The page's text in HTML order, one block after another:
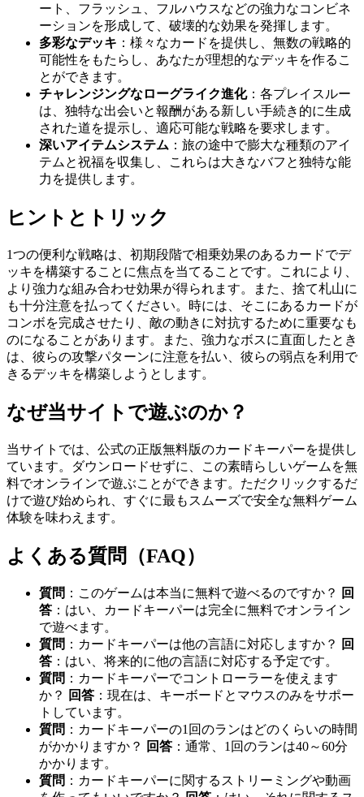
ート、フラッシュ、フルハウスなどの強力なコンビネ
ーションを形成して、破壊的な効果を発揮します。
多彩なデッキ ：様々なカードを提供し、無数の戦略的
可能性をもたらし、あなたが理想的なデッキを作るこ
とができます。
チャレンジングなローグライク進化：各プレイスルー
は、独特な出会いと報酬がある新しい手続き的に生成
された道を提示し、適応可能な戦略を要求します。
深いアイテムシステム ：旅の途中で膨大な種類のアイ
テムと祝福を収集し、これらは大きなバフと独特な能
力を提供します。
ヒントとトリック
1つの便利な戦略は、初期段階で相乗効果のあるカードでデ
ッキを構築することに焦点を当てることです。これにより、
より強力な組み合わせ効果が得られます。また、捨て札山に
も十分注意を払ってください。時には、そこにあるカードが
コンボを完成させたり、敵の動きに対抗するために重要なも
のになることがあります。また、強力なボスに直面したとき
は、彼らの攻撃パターンに注意を払い、彼らの弱点を利用で
きるデッキを構築しようとします。
なぜ当サイトで遊ぶのか？
当サイトでは、公式の正版無料版のカードキーパーを提供し
ています。ダウンロードせずに、この素晴らしいゲームを無
料でオンラインで遊ぶことができます。ただクリックするだ
けで遊び始められ、すぐに最もスムーズで安全な無料ゲーム
体験を味わえます。
よくある質問（FAQ）
質問 ：このゲームは本当に無料で遊べるのですか？
回
答 ：はい、カードキーパーは完全に無料でオンライン
で遊べます。
質問 ：カードキーパーは他の言語に対応しますか？
回
答 ：はい、将来的に他の言語に対応する予定です。
質問 ：カードキーパーでコントローラーを使えます
か？
回答 ：現在は、キーボードとマウスのみをサポー
トしています。
質問 ：カードキーパーの1回のランはどのくらいの時間
がかかりますか？
回答 ：通常、1回のランは40～60分
かかります。
質問 ：カードキーパーに関するストリーミングや動画